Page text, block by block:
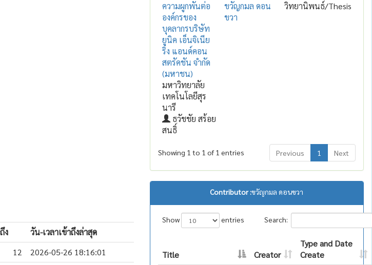
ง
วัน-เวลาเข้าถึงล่าสุด
12
2026-05-26 18:16:01
ความผูกพันต่อ
องค์กรของ
บุคลากรบริษัท
ยูนิค เอ็นจิเนีย
ริ่ง แอนด์คอน
สตรัคชัน จำกัด
(มหาชน)
มหาวิทยาลัย
เทคโนโลยีสุร
นารี
ธวัชชัย สร้อย
สนธิ์
ขวัญกมล ดอน
ขวา
วิทยานิพนธ์/Thesis
Showing 1 to 1 of 1 entries Previous 1 Next
Contributor :ขวัญกมล ดอนขวา
Show entries Search:
Title Creator
Type and Date
Create